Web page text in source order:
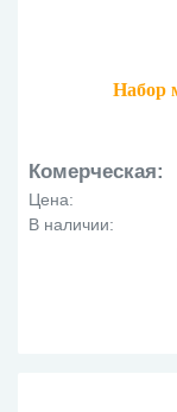
Набор
Комерческая:
Цена:
В наличии: